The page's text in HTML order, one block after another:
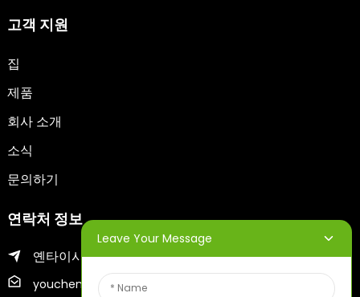
고객 지원
집
제품
회사 소개
소식
문의하기
연락처 정보
옌타이시 지푸구
youcheng@ytscreenprinter.com
Leave Your Message